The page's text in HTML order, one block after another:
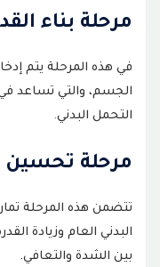
مرحلة بناء
في هذه المرحلة يتم
الجسم، والتي تساعد
التحمل البدني.
مرحلة تحسين
تتضمن هذه المرحلة
البدني العام وزيادة
بين الشدة والتعافي.